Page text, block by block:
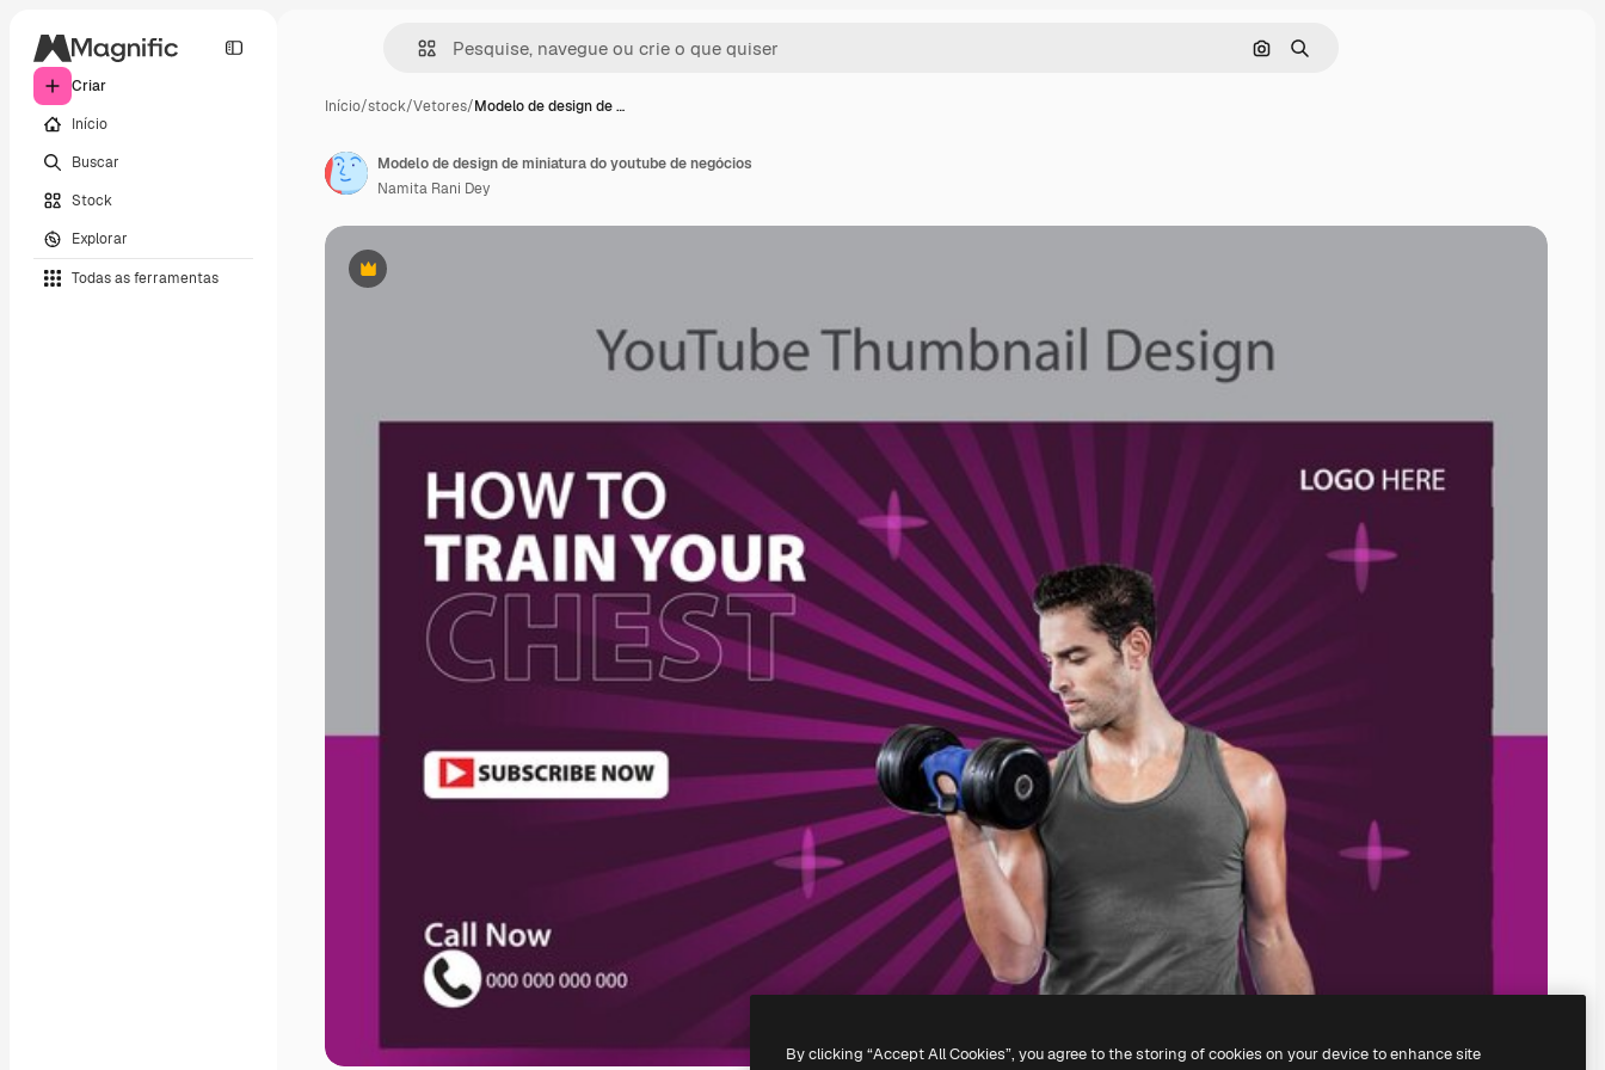
Criar
Início
Buscar
Stock
Explorar
Todas as ferramentas
Pesquisar por imagem
Buscar
Início/stock/Vetores/Modelo de design de …
Premium
Modelo de design de miniatura do youtube de negócios
Namita Rani Dey
By clicking “Accept All Cookies”, you agree to the storing of cookies on your device to enhance site